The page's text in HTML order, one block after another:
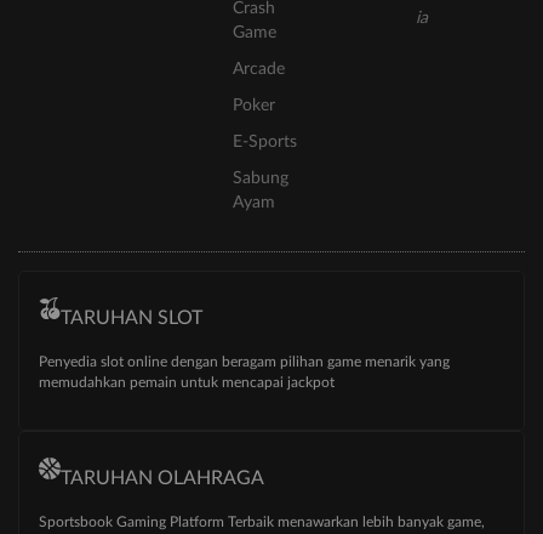
Crash
Game
Arcade
Poker
E-Sports
Sabung
Ayam
TARUHAN SLOT
Penyedia slot online dengan beragam pilihan game menarik yang
memudahkan pemain untuk mencapai jackpot
TARUHAN OLAHRAGA
Sportsbook Gaming Platform Terbaik menawarkan lebih banyak game,